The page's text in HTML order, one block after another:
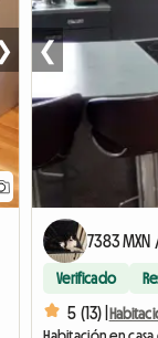
❮
7383 MXN
Verificado
5 (13) |